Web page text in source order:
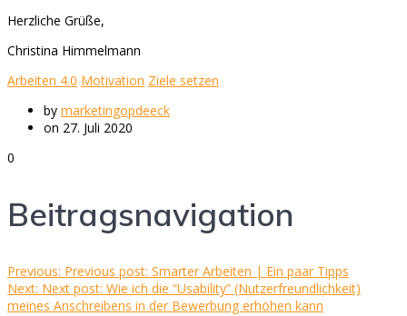
Herzliche Grüße,
Christina Himmelmann
Arbeiten 4.0 Motivation Ziele setzen
by marketingopdeeck
on 27. Juli 2020
0
Beitragsnavigation
Previous: Previous post: Smarter Arbeiten | Ein paar Tipps
Next: Next post: Wie ich die “Usability” (Nutzerfreundlichkeit)
meines Anschreibens in der Bewerbung erhöhen kann